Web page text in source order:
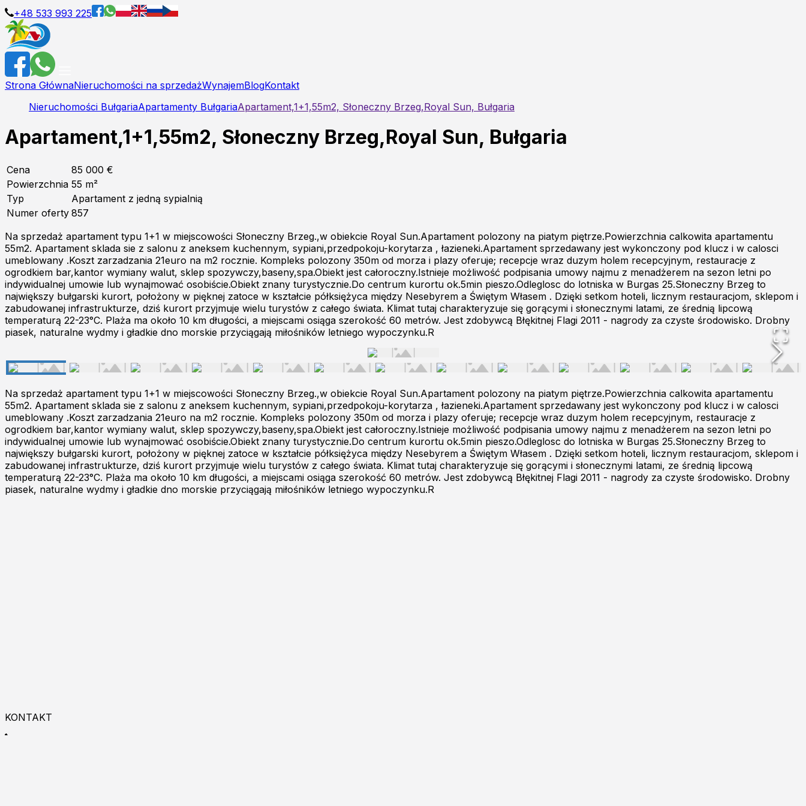
+48 533 993 225
Strona GłównaNieruchomości na sprzedażWynajemBlogKontakt
Nieruchomości BułgariaApartamenty BułgariaApartament,1+1,55m2, Słoneczny Brzeg,Royal Sun, Bułgaria
Apartament,1+1,55m2, Słoneczny Brzeg,Royal Sun, Bułgaria
Cena
85 000 €
Powierzchnia 55 m²
Typ
Apartament z jedną sypialnią
Numer oferty 857
Na sprzedaż apartament typu 1+1 w miejscowości Słoneczny Brzeg.,w obiekcie Royal Sun.Apartament polozony na piatym piętrze.Powierzchnia calkowita apartamentu
55m2. Apartament sklada sie z salonu z aneksem kuchennym, sypiani,przedpokoju-korytarza , łazieneki.Apartament sprzedawany jest wykonczony pod klucz i w calosci
umeblowany .Koszt zarzadzania 21euro na m2 rocznie. Kompleks polozony 350m od morza i plazy oferuje; recepcje wraz duzym holem recepcyjnym, restauracje z
ogrodkiem bar,kantor wymiany walut, sklep spozywczy,baseny,spa.Obiekt jest całoroczny.Istnieje możliwość podpisania umowy najmu z menadżerem na sezon letni po
indywidualnej umowie lub wynajmować osobiście.Obiekt znany turystycznie.Do centrum kurortu ok.5min pieszo.Odleglosc do lotniska w Burgas 25.Słoneczny Brzeg to
największy bułgarski kurort, położony w pięknej zatoce w kształcie półksiężyca między Nesebyrem a Świętym Własem . Dzięki setkom hoteli, licznym restauracjom, sklepom i
zabudowanej infrastrukturze, dziś kurort przyjmuje wielu turystów z całego świata. Klimat tutaj charakteryzuje się gorącymi i słonecznymi latami, ze średnią lipcową
temperaturą 22-23°C. Plaża ma około 10 km długości, a miejscami osiąga szerokość 60 metrów. Jest zdobywcą Błękitnej Flagi 2011 - nagrody za czyste środowisko. Drobny
piasek, naturalne wydmy i gładkie dno morskie przyciągają miłośników letniego wypoczynku.R
Na sprzedaż apartament typu 1+1 w miejscowości Słoneczny Brzeg.,w obiekcie Royal Sun.Apartament polozony na piatym piętrze.Powierzchnia calkowita apartamentu
55m2. Apartament sklada sie z salonu z aneksem kuchennym, sypiani,przedpokoju-korytarza , łazieneki.Apartament sprzedawany jest wykonczony pod klucz i w calosci
umeblowany .Koszt zarzadzania 21euro na m2 rocznie. Kompleks polozony 350m od morza i plazy oferuje; recepcje wraz duzym holem recepcyjnym, restauracje z
ogrodkiem bar,kantor wymiany walut, sklep spozywczy,baseny,spa.Obiekt jest całoroczny.Istnieje możliwość podpisania umowy najmu z menadżerem na sezon letni po
indywidualnej umowie lub wynajmować osobiście.Obiekt znany turystycznie.Do centrum kurortu ok.5min pieszo.Odleglosc do lotniska w Burgas 25.Słoneczny Brzeg to
największy bułgarski kurort, położony w pięknej zatoce w kształcie półksiężyca między Nesebyrem a Świętym Własem . Dzięki setkom hoteli, licznym restauracjom, sklepom i
zabudowanej infrastrukturze, dziś kurort przyjmuje wielu turystów z całego świata. Klimat tutaj charakteryzuje się gorącymi i słonecznymi latami, ze średnią lipcową
temperaturą 22-23°C. Plaża ma około 10 km długości, a miejscami osiąga szerokość 60 metrów. Jest zdobywcą Błękitnej Flagi 2011 - nagrody za czyste środowisko. Drobny
piasek, naturalne wydmy i gładkie dno morskie przyciągają miłośników letniego wypoczynku.R
KONTAKT